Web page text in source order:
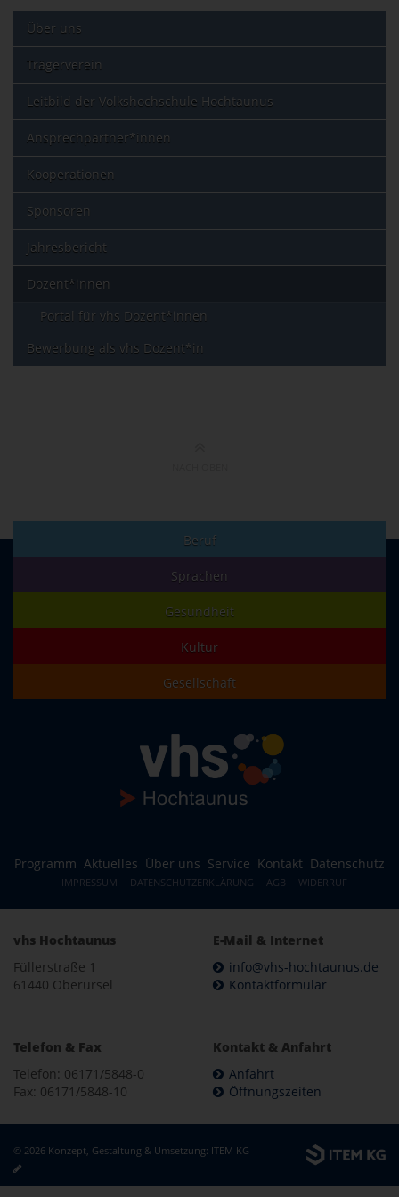
Über uns
Trägerverein
Leitbild der Volkshochschule Hochtaunus
Ansprechpartner*innen
Kooperationen
Sponsoren
Jahresbericht
Dozent*innen
Portal für vhs Dozent*innen
Bewerbung als vhs Dozent*in
Beruf
Sprachen
Gesundheit
Kultur
Gesellschaft
Programm Aktuelles Über uns Service Kontakt Datenschutz
IMPRESSUM DATENSCHUTZERKLÄRUNG AGB WIDERRUF
vhs Hochtaunus
Füllerstraße 1
61440 Oberursel
E-Mail & Internet
info@vhs-hochtaunus.de
Kontaktformular
Telefon & Fax
Telefon: 06171/5848-0
Fax: 06171/5848-10
Kontakt & Anfahrt
Anfahrt
Öffnungszeiten
© 2026 Konzept, Gestaltung & Umsetzung: ITEM KG